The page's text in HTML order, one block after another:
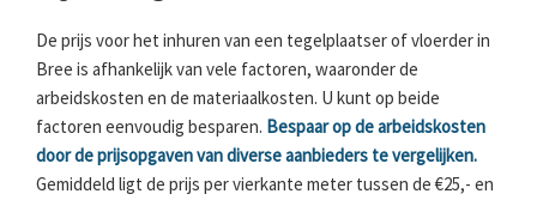
De prijs voor het inhuren van een tegelplaatser of vloerder in
Bree is afhankelijk van vele factoren, waaronder de
arbeidskosten en de materiaalkosten. U kunt op beide
factoren eenvoudig besparen. Bespaar op de arbeidskosten
door de prijsopgaven van diverse aanbieders te vergelijken.
Gemiddeld ligt de prijs per vierkante meter tussen de €25,- en